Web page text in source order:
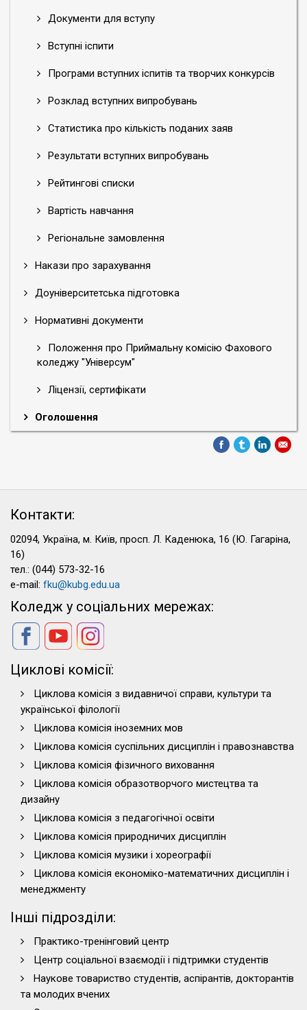
Документи для вступу
Вступні іспити
Програми вступних іспитів та творчих конкурсів
Розклад вступних випробувань
Статистика про кількість поданих заяв
Результати вступних випробувань
Рейтингові списки
Вартість навчання
Регіональне замовлення
Накази про зарахування
Доуніверситетська підготовка
Нормативні документи
Положення про Приймальну комісію Фахового
коледжу "Універсум"
Ліцензії, сертифікати
Оголошення
Контакти:
02094, Україна, м. Київ, просп. Л. Каденюка, 16 (Ю. Гагаріна,
16)
тел.: (044) 573-32-16
e-mail: fku@kubg.edu.ua
Коледж у соціальних мережах:
Циклові комісії:
Циклова комісія з видавничої справи, культури та
української філології
Циклова комісія іноземних мов
Циклова комісія суспільних дисциплін і правознавства
Циклова комісія фізичного виховання
Циклова комісія образотворчого мистецтва та
дизайну
Циклова комісія з педагогічної освіти
Циклова комісія природничих дисциплін
Циклова комісія музики і хореографії
Циклова комісія економіко-математичних дисциплін і
менеджменту
Інші підрозділи:
Практико-тренінговий центр
Центр соціальної взаємодії і підтримки студентів
Наукове товариство студентів, аспірантів, докторантів
та молодих вчених